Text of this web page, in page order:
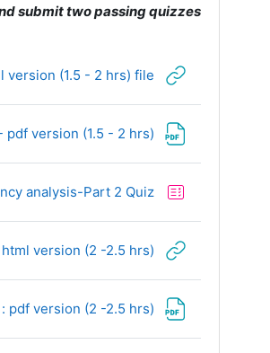
submit two passing quizzes:
version (1.5 - 2 hrs) file
version (1.5 - 2 hrs)
analysis-Part 2 Quiz
version (2 -2.5 hrs)
pdf version (2 -2.5 hrs)